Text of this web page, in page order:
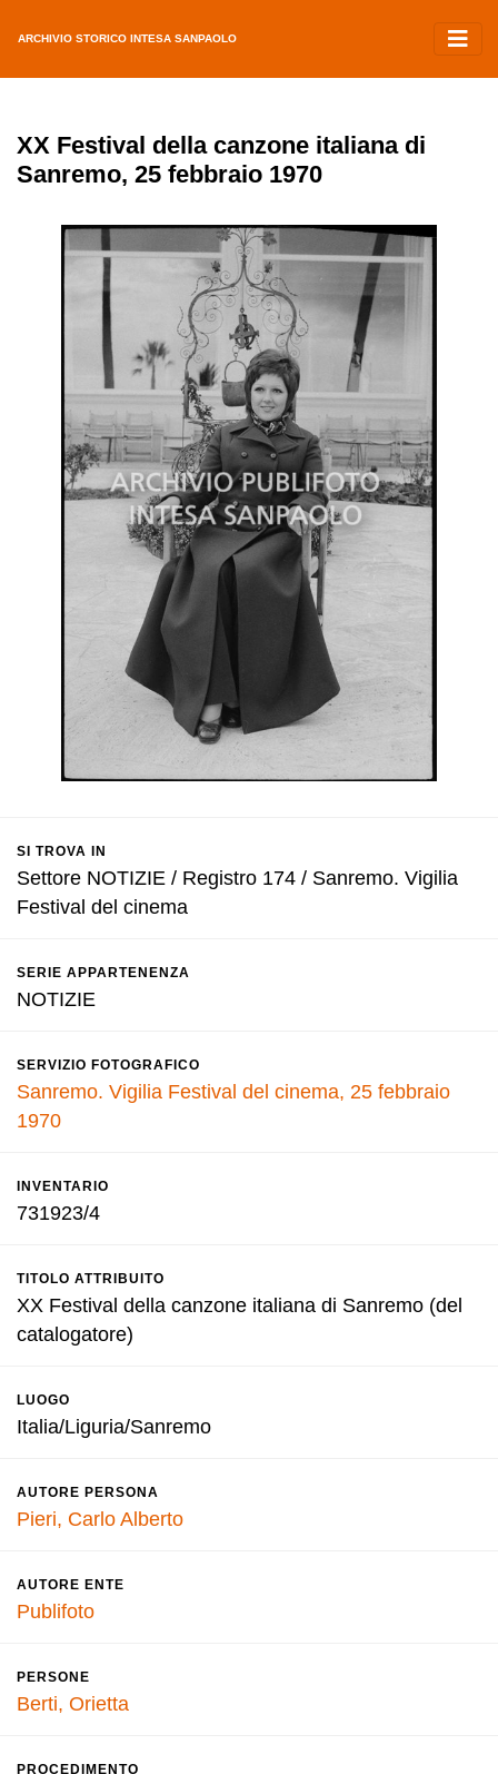
ARCHIVIO STORICO INTESA SANPAOLO
XX Festival della canzone italiana di
Sanremo, 25 febbraio 1970
SI TROVA IN
Settore NOTIZIE / Registro 174 / Sanremo. Vigilia
Festival del cinema
SERIE APPARTENENZA
NOTIZIE
SERVIZIO FOTOGRAFICO
Sanremo. Vigilia Festival del cinema, 25 febbraio
1970
INVENTARIO
731923/4
TITOLO ATTRIBUITO
XX Festival della canzone italiana di Sanremo (del
catalogatore)
LUOGO
Italia/Liguria/Sanremo
AUTORE PERSONA
Pieri, Carlo Alberto
AUTORE ENTE
Publifoto
PERSONE
Berti, Orietta
PROCEDIMENTO